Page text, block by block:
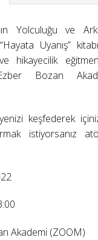
Yolculuğu ve
Uyanış”
hikayecilik
Bozan
keşfederek
istiyorsanız
Akademi (ZOOM)